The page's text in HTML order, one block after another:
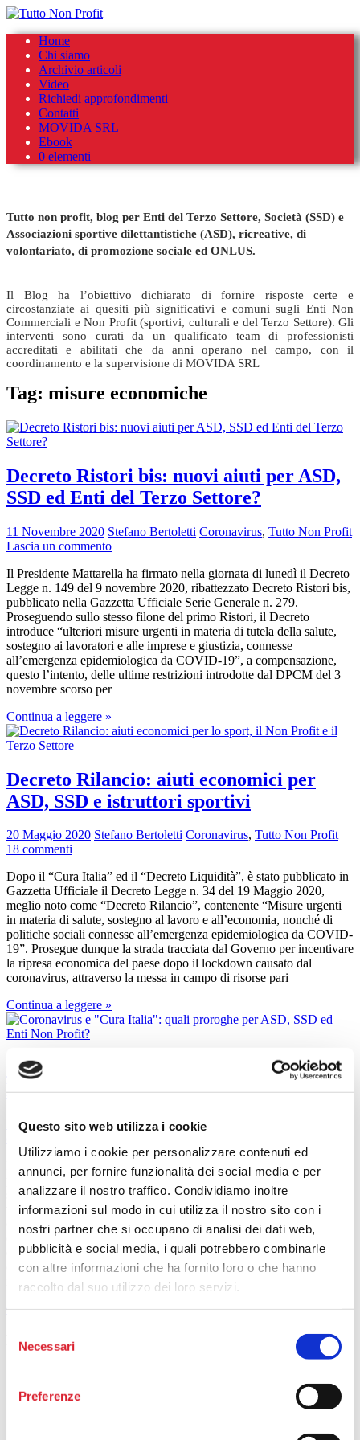
Questo sito web utilizza i cookie
Utilizziamo i cookie per personalizzare contenuti ed
annunci, per fornire funzionalità dei social media e per
analizzare il nostro traffico. Condividiamo inoltre
informazioni sul modo in cui utilizza il nostro sito con i
nostri partner che si occupano di analisi dei dati web,
pubblicità e social media, i quali potrebbero combinarle
con altre informazioni che ha fornito loro o che hanno
raccolto dal suo utilizzo dei loro servizi.
delNecessari
Preferenze
Skip
content
Home
Chi siamo
Archivio articoli
Video
Richiedi approfondimenti
Contatti
MOVIDA SRL
Ebook
0 elementi
Tutto non profit, blog per Enti del Terzo Settore, Società (SSD) e
Associazioni sportive dilettantistiche (ASD), ricreative, di
volontariato, di promozione sociale ed ONLUS.
Il Blog ha l’obiettivo dichiarato di fornire risposte certe e
circostanziate ai quesiti più significativi e comuni sugli Enti Non
Commerciali e Non Profit (sportivi, culturali e del Terzo Settore). Gli
interventi sono curati da un qualificato team di professionisti
accreditati e abilitati che da anni operano nel campo, con il
coordinamento e la supervisione di MOVIDA SRL
Tag: misure economiche
Decreto Ristori bis: nuovi aiuti per ASD,
SSD ed Enti del Terzo Settore?
11 Novembre 2020 Stefano Bertoletti Coronavirus, Tutto Non Profit
Lascia un commento
Il Presidente Mattarella ha firmato nella giornata di lunedì il Decreto
Legge n. 149 del 9 novembre 2020, ribattezzato Decreto Ristori bis,
pubblicato nella Gazzetta Ufficiale Serie Generale n. 279.
Proseguendo sullo stesso filone del primo Ristori, il Decreto
introduce “ulteriori misure urgenti in materia di tutela della salute,
sostegno ai lavoratori e alle imprese e giustizia, connesse
all’emergenza epidemiologica da COVID-19”, a compensazione,
questo l’intento, delle ultime restrizioni introdotte dal DPCM del 3
novembre scorso per
Continua a leggere »
Decreto Rilancio: aiuti economici per
ASD, SSD e istruttori sportivi
20 Maggio 2020 Stefano Bertoletti Coronavirus, Tutto Non Profit
18 commenti
Dopo il “Cura Italia” ed il “Decreto Liquidità”, è stato pubblicato in
Gazzetta Ufficiale il Decreto Legge n. 34 del 19 Maggio 2020,
meglio noto come “Decreto Rilancio”, contenente “Misure urgenti
in materia di salute, sostegno al lavoro e all’economia, nonché di
politiche sociali connesse all’emergenza epidemiologica da COVID-
19”. Prosegue dunque la strada tracciata dal Governo per incentivare
la ripresa economica del paese dopo il lockdown causato dal
coronavirus, attraverso la messa in campo di risorse pari
Continua a leggere »
Coronavirus: proroghe per ASD, SSD ed
Enti Non Profit nel “Cura Italia”
30 Marzo 2020 Stefano Bertoletti Coronavirus
Il Decreto n. 18 del 17 marzo scorso ha previsto diverse proroghe
per numerosi Enti (anche Non Profit), introducendo altresì misure di
sostegno per contrastare la tragica situazione economico-sociale
venutasi a creare nel nostro Paese, in piena emergenza da
coronavirus. A prescindere da ciò che è stato fatto e da
considerazioni di opportunità circa l’idoneità delle misure
economiche individuate, la futura prassi applicativa e l’opera di
conversione in legge necessiteranno, presumibilmente, di
integrazioni, suscettibili di rafforzarne la
Continua a leggere »
Fonte preferita su Google
specializzata. Aggiungi tuttononprofit.com alle